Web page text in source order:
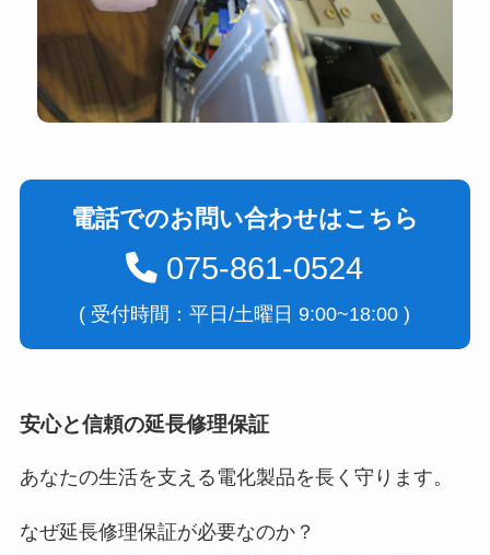
電話でのお問い合わせはこちら
075-861-0524
( 受付時間：平日/土曜日 9:00~18:00 )
安心と信頼の延長修理保証
あなたの生活を支える電化製品を長く守ります。
なぜ延長修理保証が必要なのか？